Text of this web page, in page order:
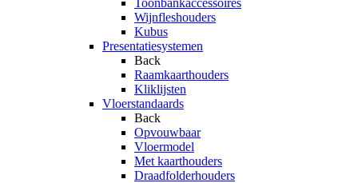
Toonbankaccessoires
Wijnfleshouders
Kubus
Presentatiesystemen
Back
Raamkaarthouders
Kliklijsten
Vloerstandaards
Back
Opvouwbaar
Vloermodel
Met kaarthouders
Draadfolderhouders